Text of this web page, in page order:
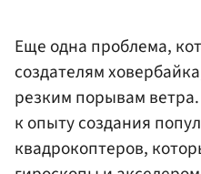
Еще одна проблема,
создателям
резким порывам
к опыту создания
квадрокоптеров,